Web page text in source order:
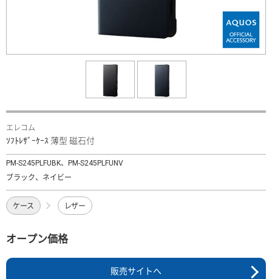
エレコム
ｿﾌﾄﾚｻﾞｰｹｰｽ 薄型 磁石付
PM-S245PLFUBK、PM-S245PLFUNV
ブラック、ネイビー
ケース レザー
オープン価格
販売サイトへ